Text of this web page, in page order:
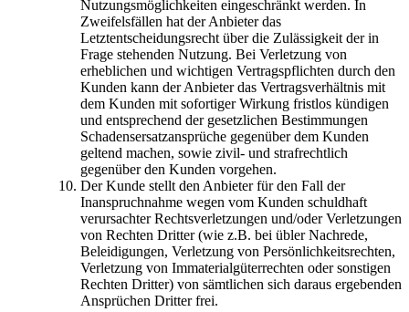
Nutzungsmöglichkeiten eingeschränkt werden. In
Zweifelsfällen hat der Anbieter das
Letztentscheidungsrecht über die Zulässigkeit der in
Frage stehenden Nutzung. Bei Verletzung von
erheblichen und wichtigen Vertragspflichten durch den
Kunden kann der Anbieter das Vertragsverhältnis mit
dem Kunden mit sofortiger Wirkung fristlos kündigen
und entsprechend der gesetzlichen Bestimmungen
Schadensersatzansprüche gegenüber dem Kunden
geltend machen, sowie zivil- und strafrechtlich
gegenüber den Kunden vorgehen.
Der Kunde stellt den Anbieter für den Fall der
Inanspruchnahme wegen vom Kunden schuldhaft
verursachter Rechtsverletzungen und/oder Verletzungen
von Rechten Dritter (wie z.B. bei übler Nachrede,
Beleidigungen, Verletzung von Persönlichkeitsrechten,
Verletzung von Immaterialgüterrechten oder sonstigen
Rechten Dritter) von sämtlichen sich daraus ergebenden
Ansprüchen Dritter frei.